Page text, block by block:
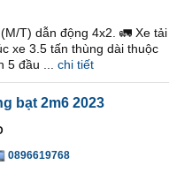
T) dẫn động 4x2. 🚛 Xe tải
xe 3.5 tấn thùng dài thuộc
đầu ...
chi tiết
bạt 2m6 2023
0896619768